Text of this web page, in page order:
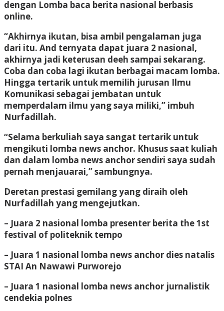
dengan Lomba baca berita nasional berbasis
online.
“Akhirnya ikutan, bisa ambil pengalaman juga
dari itu. And ternyata dapat juara 2 nasional,
akhirnya jadi keterusan deeh sampai sekarang.
Coba dan coba lagi ikutan berbagai macam lomba.
Hingga tertarik untuk memilih jurusan Ilmu
Komunikasi sebagai jembatan untuk
memperdalam ilmu yang saya miliki,” imbuh
Nurfadillah.
“Selama berkuliah saya sangat tertarik untuk
mengikuti lomba news anchor. Khusus saat kuliah
dan dalam lomba news anchor sendiri saya sudah
pernah menjauarai,” sambungnya.
Deretan prestasi gemilang yang diraih oleh
Nurfadillah yang mengejutkan.
– Juara 2 nasional lomba presenter berita the 1st
festival of politeknik tempo
– Juara 1 nasional lomba news anchor dies natalis
STAI An Nawawi Purworejo
– Juara 1 nasional lomba news anchor jurnalistik
cendekia polnes